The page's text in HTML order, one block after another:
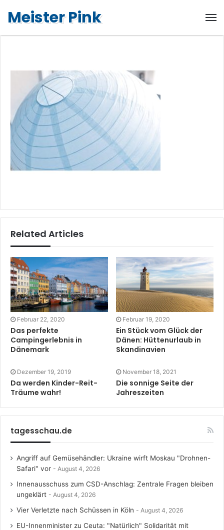
Meister Pink
Related Articles
Februar 22, 2020
Das perfekte
Campingerlebnis in
Dänemark
Februar 19, 2020
Ein Stück vom Glück der
Dänen: Hüttenurlaub in
Skandinavien
Dezember 19, 2019
Da werden Kinder-Reit-
Träume wahr!
November 18, 2021
Die sonnige Seite der
Jahreszeiten
tagesschau.de
Angriff auf Gemüsehändler: Ukraine wirft Moskau "Drohnen-
Safari" vor
August 4, 2026
Innenausschuss zum CSD-Anschlag: Zentrale Fragen bleiben
ungeklärt
August 4, 2026
Vier Verletzte nach Schüssen in Köln August 4, 2026
EU-Innenminister zu Ceuta: "Natürlich" Solidarität mit